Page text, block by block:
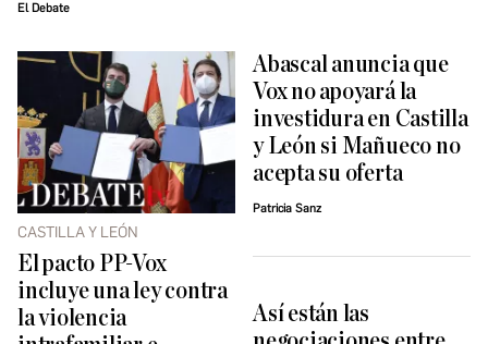
El Debate
CASTILLA Y LEÓN
El pacto PP-Vox
incluye una ley contra
la violencia
Abascal anuncia que
Vox no apoyará la
investidura en Castilla
y León si Mañueco no
acepta su oferta
Patricia Sanz
Así están las